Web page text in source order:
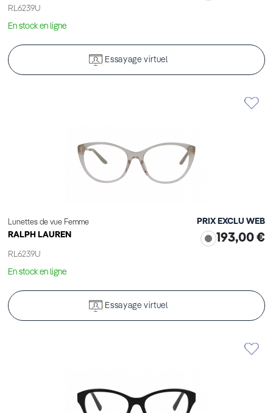
RL6239U
En stock en ligne
Essayage virtuel
Lunettes de vue Femme
RALPH LAUREN
RL6239U
PRIX EXCLU WEB
193,00 €
En stock en ligne
Essayage virtuel